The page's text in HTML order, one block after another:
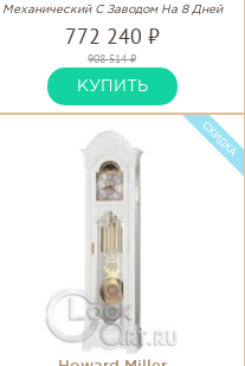
Механический С Заводом На 8 Дней
772 240 ₽
908 514 ₽
КУПИТЬ